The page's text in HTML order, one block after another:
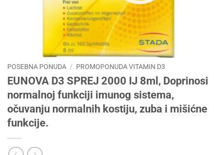
POSEBNA PONUDA / PROMOPONUDA VITAMIN D3
EUNOVA D3 SPREJ 2000 IJ 8ml, Doprinosi
normalnoj funkciji imunog sistema,
očuvanju normalnih kostiju, zuba i mišićne
funkcije.